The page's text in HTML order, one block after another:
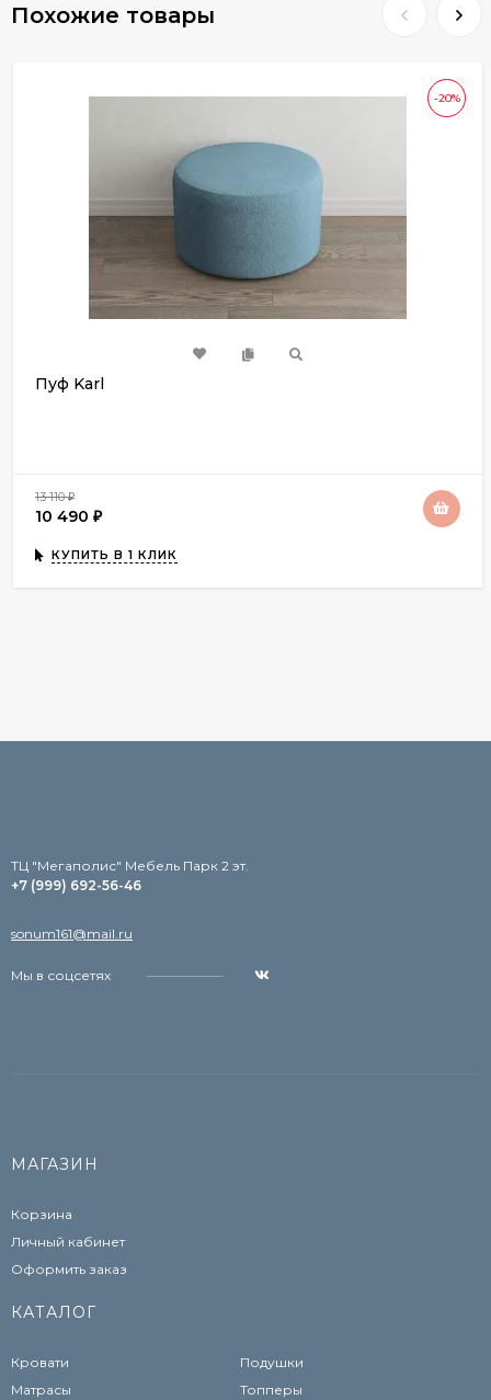
Похожие товары
-20%
Пуф Karl
13 110₽
10 490 ₽
КУПИТЬ В 1 КЛИК
TЦ "Мегаполис" Мебель Парк 2 эт.
+7 (999) 692-56-46
sonum161@mail.ru
Мы в соцсетях
МАГАЗИН
Корзина
Личный кабинет
Оформить заказ
КАТАЛОГ
Кровати
Матрасы
Подушки
Топперы